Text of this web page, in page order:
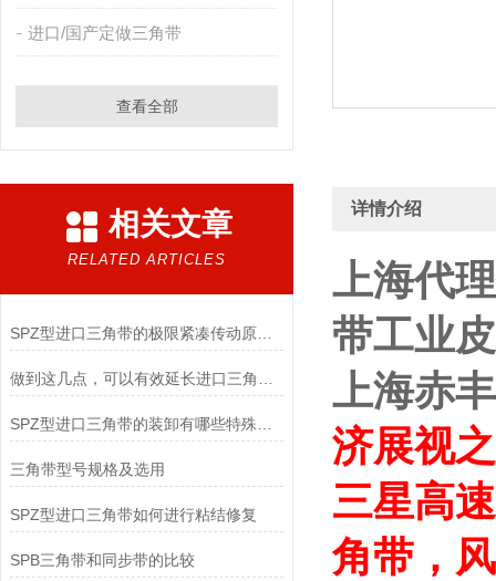
进口/国产定做三角带
查看全部
相关文章
RELATED ARTICLES
SPZ型进口三角带的极限紧凑传动原理与高转速适配实践
三角带型号规格及选用
SPZ型进口三角带如何进行粘结修复
SPB三角带和同步带的比较
详情介绍
上海代
带工业
上海赤
济展视之
三星高
角带，